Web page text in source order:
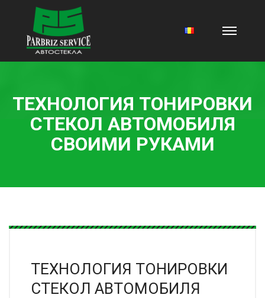
ТЕХНОЛОГИЯ ТОНИРОВКИ
СТЕКОЛ АВТОМОБИЛЯ
СВОИМИ РУКАМИ
ТЕХНОЛОГИЯ ТОНИРОВКИ
СТЕКОЛ АВТОМОБИЛЯ